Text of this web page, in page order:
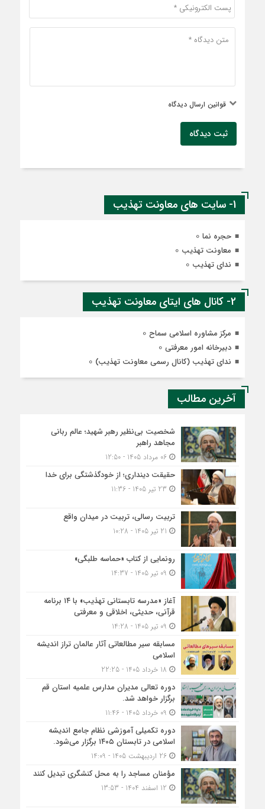
قوانین ارسال دیدگاه
ثبت دیدگاه
1- سایت های معاونت تهذیب
حجره نما
معاونت تهذیب
ندای تهذیب
2- کانال های ایتای معاونت تهذیب
مرکز مشاوره اسلامی سماح
دبیرخانه امور معرفتی
ندای تهذیب (کانال رسمی معاونت تهذیب)
آخرین مطالب
شخصیت بی‌نظیر رهبر شهید؛ عالم ربانی
مجاهد راهبر
06 مرداد 1405 - 12:50
حقیقت دینداری؛ از خودگذشتگی برای خدا
تربیت رسالی، تربیت در میدان واقع
رونمایی از کتاب «حماسه طلبگی»
آغاز «مدرسه تابستانی تهذیب» با ۱۴ برنامه
قرآنی، حدیثی، اخلاقی و معرفتی
مسابقه سیر مطالعاتی آثار عالمان تراز اندیشه
اسلامی
دوره تعالی مدیران مدارس علمیه استان قم
برگزار خواهد شد.
دوره تکمیلی آموزشی نظام جامع اندیشه
اسلامی در تابستان ۱۴۰۵ برگزار می‌شود.
26 اردیبهشت 1405 - 14:09
مؤمنان مساجد را به محل کنشگری تبدیل کنند